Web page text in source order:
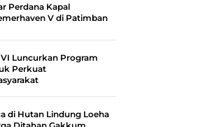
Perdana Kapal
V di Patimban
Luncurkan Program
Perkuat
di Hutan Lindung Loeha